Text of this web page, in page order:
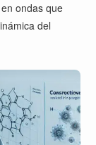
ondas que
del